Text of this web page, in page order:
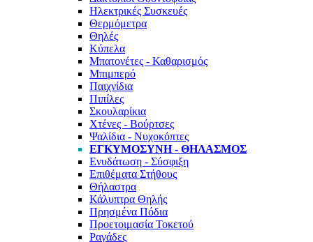
Ηλεκτρικές Συσκευές
Θερμόμετρα
Θηλές
Κύπελα
Μπατονέτες - Καθαρισμός
Μπιμπερό
Παιχνίδια
Πιπίλες
Σκουλαρίκια
Χτένες - Βούρτσες
Ψαλίδια - Νυχοκόπτες
ΕΓΚΥΜΟΣΎΝΗ - ΘΗΛΑΣΜΌΣ
Ενυδάτωση - Σύσφιξη
Επιθέματα Στήθους
Θήλαστρα
Κάλυπτρα Θηλής
Πρησμένα Πόδια
Προετοιμασία Τοκετού
Ραγάδες